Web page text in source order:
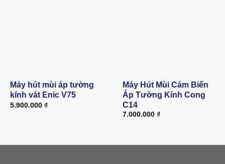
Máy hút mùi áp tường
kính vát Enic V75
5.900.000 ₫
Máy Hút Mùi Cảm Biến
Áp Tường Kính Cong
C14
7.000.000 ₫